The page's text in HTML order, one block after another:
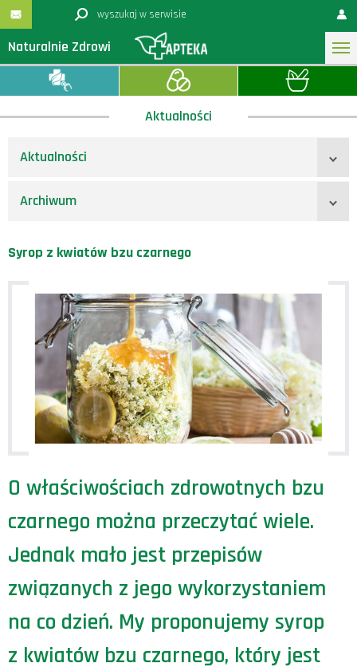
Naturalnie Zdrowi
Aktualności
Aktualności
Archiwum
Syrop z kwiatów bzu czarnego
O właściwościach zdrowotnych bzu
czarnego można przeczytać wiele.
Jednak mało jest przepisów
związanych z jego wykorzystaniem
na co dzień. My proponujemy syrop
z kwiatów bzu czarnego, który jest